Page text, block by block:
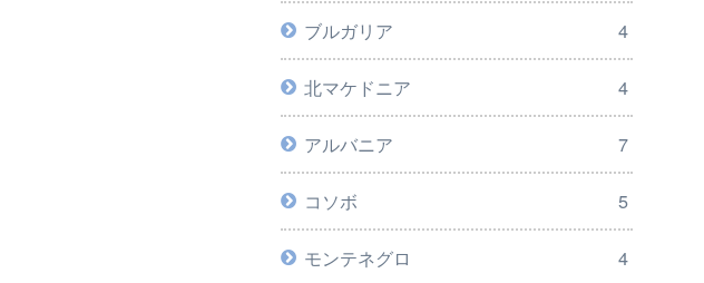
ブルガリア 4
北マケドニア 4
アルバニア 7
コソボ 5
モンテネグロ 4